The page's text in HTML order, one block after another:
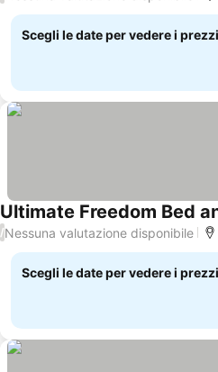
Scegli le date per vedere i
Ultimate Freedom Bed
/Nessuna valutazione disponibile
Scegli le date per vedere i